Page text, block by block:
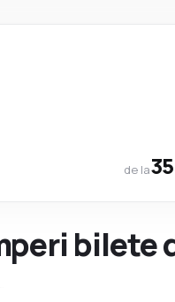
de la
bilete